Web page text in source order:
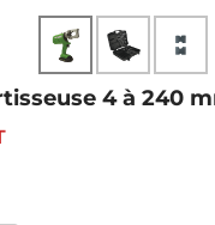
4 à 240